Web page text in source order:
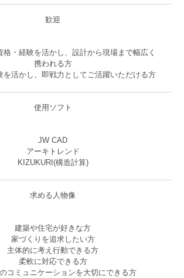
歓迎
格・経験を活かし、設計から現場まで幅広く
携われる方
を活かし、即戦力としてご活躍いただける方
使用ソフト
JW CAD
アーキトレンド
KIZUKURI(構造計算)
求める人物像
建築や住宅が好きな方
家づくりを追求したい方
主体的に考え行動できる方
柔軟に対応できる方
コミュニケーションを大切にできる方